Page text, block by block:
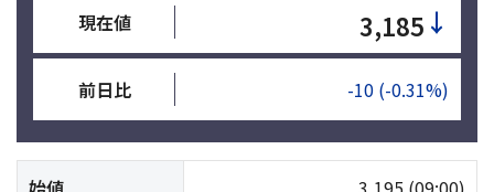
現在値 3,185 ↓
前日比 -10 (-0.31%)